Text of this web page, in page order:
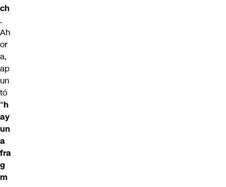
ch
.
Ah
or
a,
ap
un
tó
“h
ay
un
a
fra
g
m